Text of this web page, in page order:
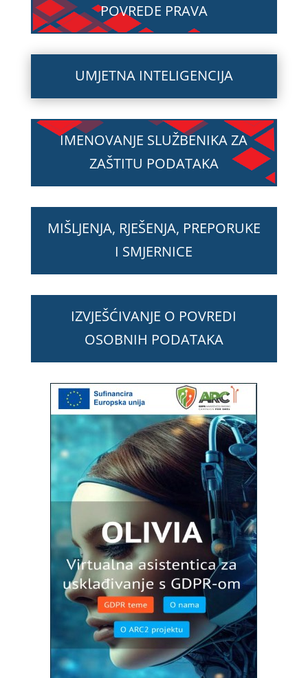
POVREDE PRAVA
UMJETNA INTELIGENCIJA
IMENOVANJE SLUŽBENIKA ZA
ZAŠTITU PODATAKA
MIŠLJENJA, RJEŠENJA, PREPORUKE
I SMJERNICE
IZVJEŠĆIVANJE O POVREDI
OSOBNIH PODATAKA